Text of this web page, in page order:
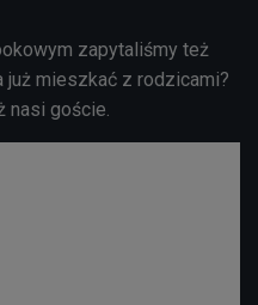
zapytaliśmy też
już mieszkać z rodzicami?
nasi goście.